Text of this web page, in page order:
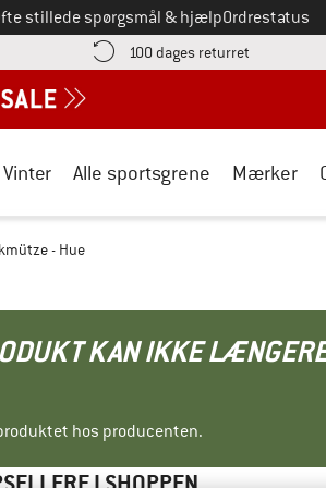
stillede spørgsmål & hjælpOrdrestatus
her! Åbnes i en infoboks
100 dages returret Gå til
Vinter Alle sportsgrene Mærker
- Hue
KAN IKKE
hos producenten.